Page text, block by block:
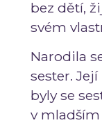
bez dětí,
svém
Narodila
sester.
byly se
v